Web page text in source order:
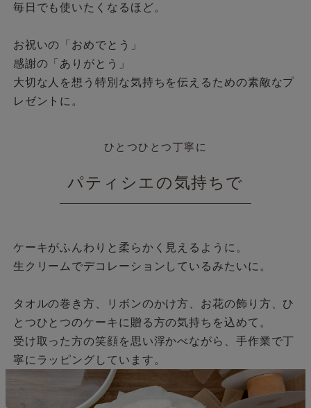
毎日でも使いたくなるほど。
お祝いの「おめでとう」
感謝の「ありがとう」
大切な人を想う特別な気持ちを伝えるための素敵なプ
レゼントに。
ひとつひとつ丁寧に
パティシエの気持ちで
ケーキがふんわりと柔らかく見えるように。
生クリームでデコレーションしているみたいに。
タオルの巻き方、リボンのかけ方、お花の飾り方、ひ
とつひとつのケーキに贈る方の気持ちを込めて。
受け取った方の笑顔を思い浮かべながら、手作業で丁
寧にラッピングしています。